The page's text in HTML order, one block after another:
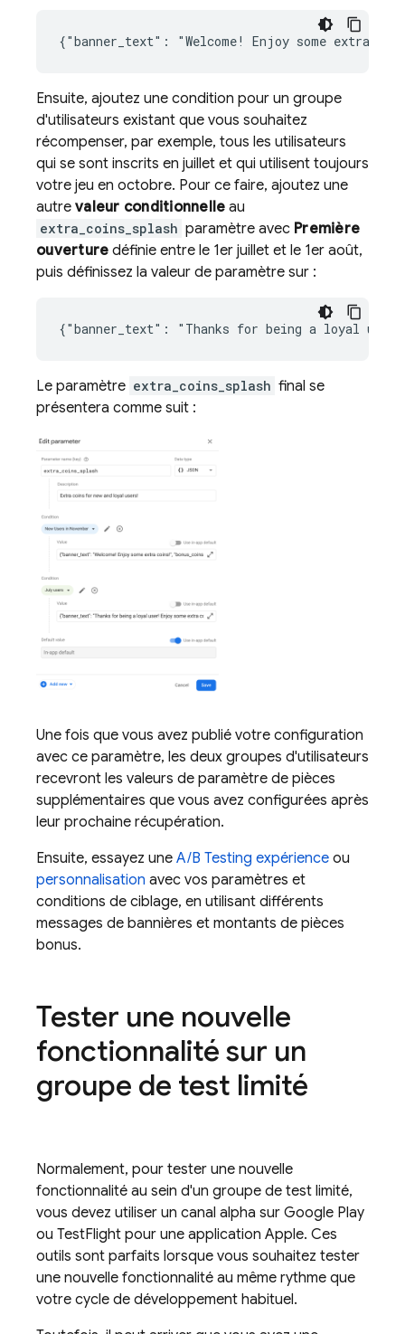
Ensuite, ajoutez une condition pour un groupe
d'utilisateurs existant que vous souhaitez
récompenser, par exemple, tous les utilisateurs
qui se sont inscrits en juillet et qui utilisent toujours
votre jeu en octobre. Pour ce faire, ajoutez une
autre valeur conditionnelle au
extra_coins_splash paramètre avec Première
ouverture définie entre le 1er juillet et le 1er août,
puis définissez la valeur de paramètre sur :
Le paramètre extra_coins_splash final se
présentera comme suit :
Une fois que vous avez publié votre configuration
avec ce paramètre, les deux groupes d'utilisateurs
recevront les valeurs de paramètre de pièces
supplémentaires que vous avez configurées après
leur prochaine récupération.
Ensuite, essayez une A/B Testing expérience ou
personnalisation avec vos paramètres et
conditions de ciblage, en utilisant différents
messages de bannières et montants de pièces
bonus.
Tester une nouvelle
fonctionnalité sur un
groupe de test limité
Normalement, pour tester une nouvelle
fonctionnalité au sein d'un groupe de test limité,
vous devez utiliser un canal alpha sur Google Play
ou TestFlight pour une application Apple. Ces
outils sont parfaits lorsque vous souhaitez tester
une nouvelle fonctionnalité au même rythme que
votre cycle de développement habituel.